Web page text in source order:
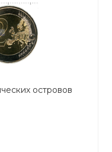
островов